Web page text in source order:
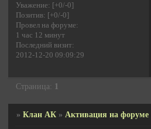
Уважение: [+0/-0]
Позитив: [+0/-0]
Провел на форуме:
1 час 12 минут
Последний визит:
2012-12-20 09:09:29
Страница: 1
»Клан АК » Активация на форуме